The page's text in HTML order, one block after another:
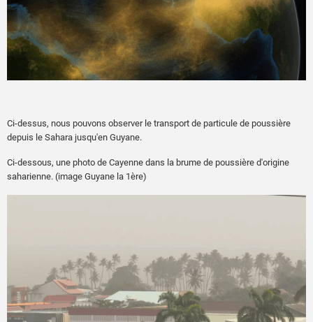
Ci-dessus, nous pouvons observer le transport de particule de poussière
depuis le Sahara jusqu'en Guyane.
Ci-dessous, une photo de Cayenne dans la brume de poussière d'origine
saharienne. (image Guyane la 1ère)